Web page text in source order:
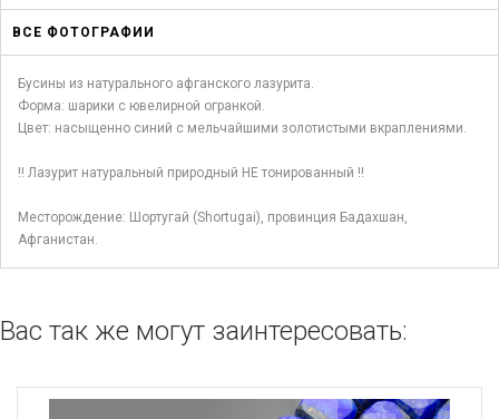
ВСЕ ФОТОГРАФИИ
Бусины из натурального афганского лазурита.
Форма: шарики с ювелирной огранкой.
Цвет: насыщенно синий с мельчайшими золотистыми вкраплениями.
!! Лазурит натуральный природный НЕ тонированный !!
Месторождение: Шортугай (Shortugai), провинция Бадахшан,
Афганистан.
Вас так же могут заинтересовать: